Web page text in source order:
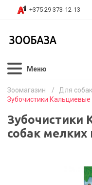
+375 29 373-12-13
Меню
Зоомагазин / Для собак
Зубочистики
Зубочистики
собак